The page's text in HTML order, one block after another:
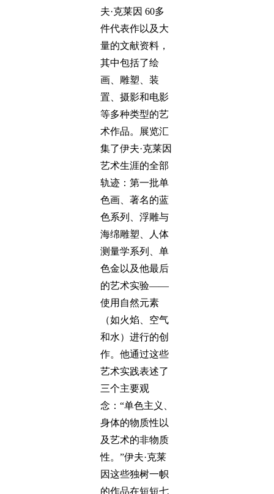
夫·克莱因 60多
件代表作以及大
量的文献资料，
其中包括了绘
画、雕塑、装
置、摄影和电影
等多种类型的艺
术作品。展览汇
集了伊夫·克莱因
艺术生涯的全部
轨迹：第一批单
色画、著名的蓝
色系列、浮雕与
海绵雕塑、人体
测量学系列、单
色金以及他最后
的艺术实验——
使用自然元素
（如火焰、空气
和水）进行的创
作。他通过这些
艺术实践表述了
三个主要观
念：“单色主义、
身体的物质性以
及艺术的非物质
性。”伊夫·克莱
因这些独树一帜
的作品在短短七